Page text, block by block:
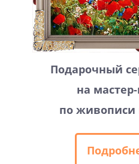
Подарочный
на мастер-
по живописи